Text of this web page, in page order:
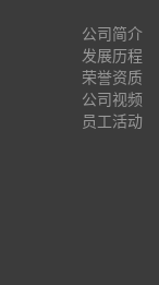
公司简介
发展历程
荣誉资质
公司视频
员工活动